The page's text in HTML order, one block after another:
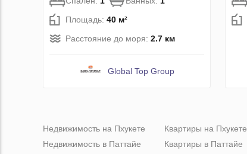
Площадь: 40 м²
Расстояние до моря: 2.7 км
Global Top Group
Недвижимость на Пхукете
Недвижимость в Паттайе
Квартиры на Пхукете
Квартиры в Паттайе